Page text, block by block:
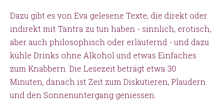
Dazu gibt es von Eva gelesene Texte, die direkt oder
indirekt mit Tantra zu tun haben - sinnlich, erotisch,
aber auch philosophisch oder erläuternd - und dazu
kühle Drinks ohne Alkohol und etwas Einfaches
zum Knabbern. Die Lesezeit beträgt etwa 30
Minuten, danach ist Zeit zum Diskutieren, Plaudern
und den Sonnenuntergang geniessen.